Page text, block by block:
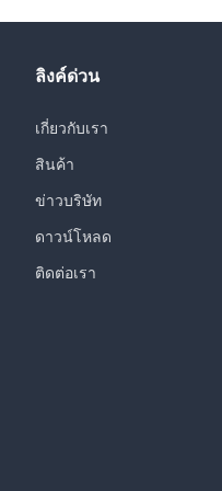
ลิงค์ด่วน
เกี่ยวกับเรา
สินค้า
ข่าวบริษัท
ดาวน์โหลด
ติดต่อเรา